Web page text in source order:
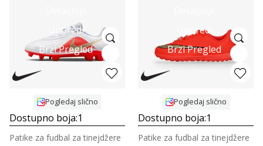
Uporedi
Brzi Pregled
Pogledaj slično
Dostupno boja:1
Patike za fudbal za tinejdžere
Uporedi
Brzi Pregled
Pogledaj slično
Dostupno boja:1
Patike za fudbal za tinejdžere